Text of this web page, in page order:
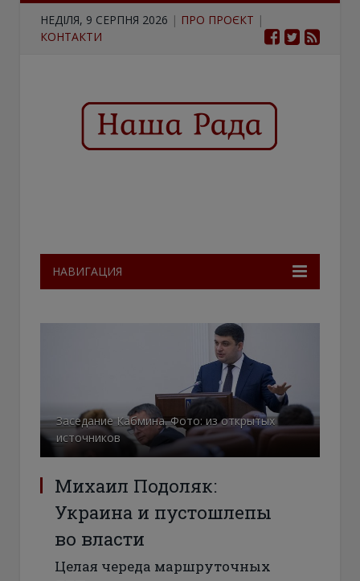
НЕДІЛЯ, 9 СЕРПНЯ 2026 | ПРО ПРОЄКТ |
КОНТАКТИ
НАВИГАЦИЯ
Заседание Кабмина. Фото: из открытых
источников
Михаил Подоляк:
Украина и пустошлепы
во власти
Целая череда маршруточных